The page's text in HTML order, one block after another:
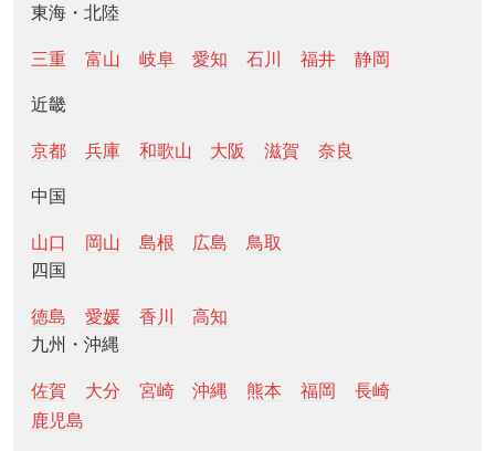
東海・北陸
三重 富山 岐阜 愛知 石川 福井 静岡
近畿
京都 兵庫 和歌山 大阪 滋賀 奈良
中国
山口 岡山 島根 広島
鳥取
四国
徳島 愛媛 香川
高知
九州・沖縄
佐賀 大分 宮崎 沖縄 熊本 福岡
長崎
鹿児島